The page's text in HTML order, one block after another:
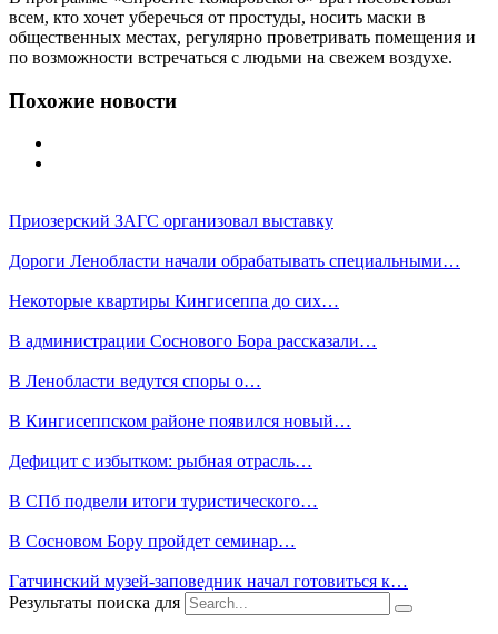
всем, кто хочет уберечься от простуды, носить маски в
общественных местах, регулярно проветривать помещения и
по возможности встречаться с людьми на свежем воздухе.
Похожие новости
Приозерский ЗАГС организовал выставку
Дороги Ленобласти начали обрабатывать специальными…
Некоторые квартиры Кингисеппа до сих…
В администрации Соснового Бора рассказали…
В Ленобласти ведутся споры о…
В Кингисеппском районе появился новый…
Дефицит с избытком: рыбная отрасль…
В СПб подвели итоги туристического…
В Сосновом Бору пройдет семинар…
Гатчинский музей-заповедник начал готовиться к…
Результаты поиска для